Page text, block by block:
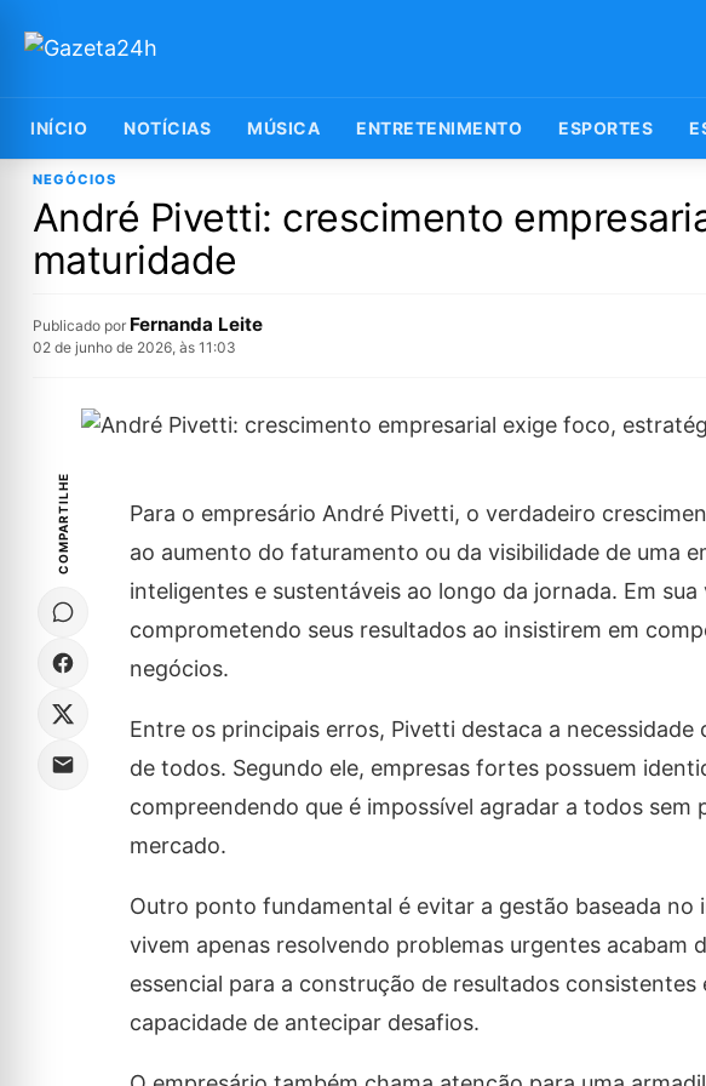
INÍCIO NOTÍCIAS MÚSICA ENTRETENIMENTO ESPORTES
NEGÓCIOS
André Pivetti: crescimento
maturidade
Publicado por Fernanda Leite
02 de junho de 2026, às 11:03
COMPARTILHE
Para o empresário André Pivetti, o verdadeiro
ao aumento do faturamento ou da visibilidade de uma
inteligentes e sustentáveis ao longo da jornada. Em
comprometendo seus resultados ao insistirem em
negócios.
Entre os principais erros, Pivetti destaca a
de todos. Segundo ele, empresas fortes possuem
compreendendo que é impossível agradar a todos
mercado.
Outro ponto fundamental é evitar a gestão baseada no
vivem apenas resolvendo problemas urgentes acabam
essencial para a construção de resultados
capacidade de antecipar desafios.